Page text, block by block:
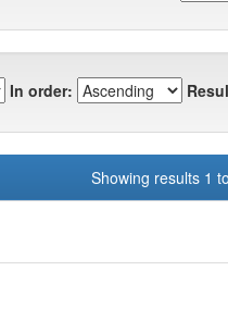
In order:
Showing results 1